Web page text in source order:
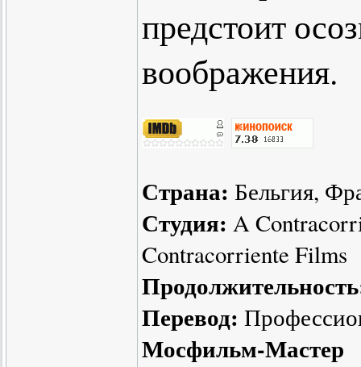
предстоит
воображения.
Страна: Бельгия,
Студия: A
Contracorriente Films
Перевод:
Мосфильм-Мастер